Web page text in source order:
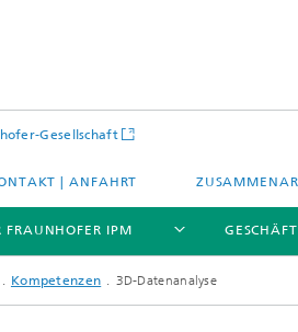
Gesellschaft
| ANFAHRT
FRAUNHOFER IPM
Kompetenzen 3D-Datenanalyse